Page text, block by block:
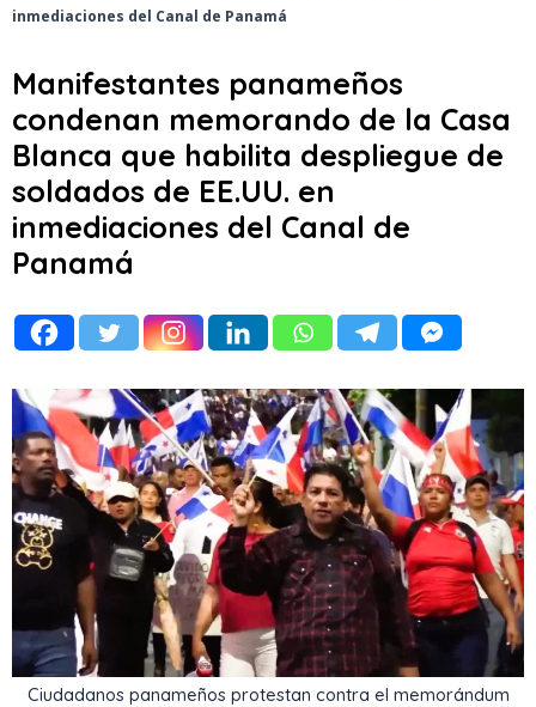
inmediaciones del Canal de Panamá
Manifestantes panameños
condenan memorando de la Casa
Blanca que habilita despliegue de
soldados de EE.UU. en
inmediaciones del Canal de
Panamá
Ciudadanos panameños protestan contra el memorándum